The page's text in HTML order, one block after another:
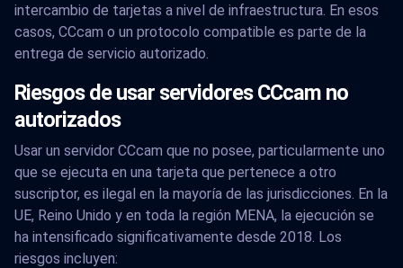
intercambio de tarjetas a nivel de infraestructura. En esos
casos, CCcam o un protocolo compatible es parte de la
entrega de servicio autorizado.
Riesgos de usar servidores CCcam no
autorizados
Usar un servidor CCcam que no posee, particularmente uno
que se ejecuta en una tarjeta que pertenece a otro
suscriptor, es ilegal en la mayoría de las jurisdicciones. En la
UE, Reino Unido y en toda la región MENA, la ejecución se
ha intensificado significativamente desde 2018. Los
riesgos incluyen: